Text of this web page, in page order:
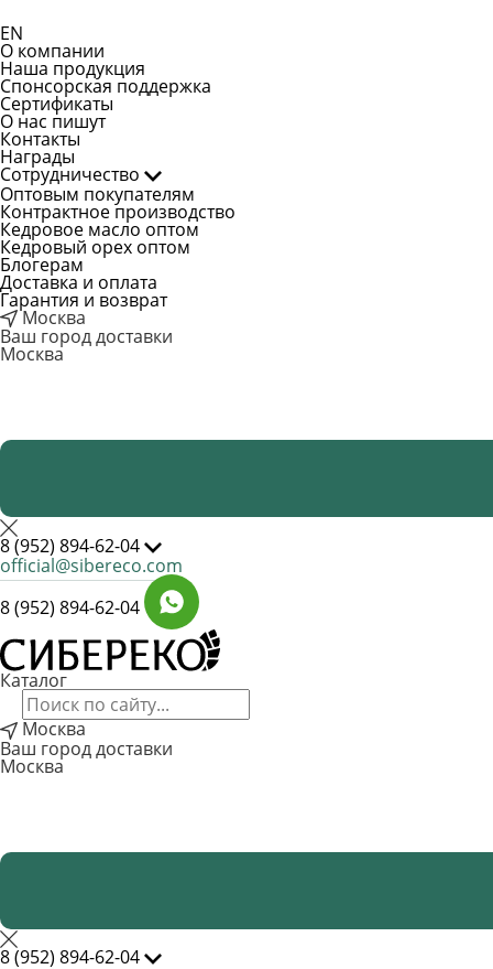
EN
О компании
Наша продукция
Спонсорская поддержка
Сертификаты
О нас пишут
Контакты
Награды
Сотрудничество
Оптовым покупателям
Контрактное производство
Кедровое масло оптом
Кедровый орех оптом
Блогерам
Доставка и оплата
Гарантия и возврат
Москва
Ваш город доставки
Москва
8 (952) 894-62-04
official@sibereco.com
8 (952) 894-62-04
Каталог
Москва
Ваш город доставки
Москва
8 (952) 894-62-04